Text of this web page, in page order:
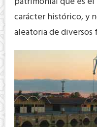
carácter histórico, y
aleatoria de diversos